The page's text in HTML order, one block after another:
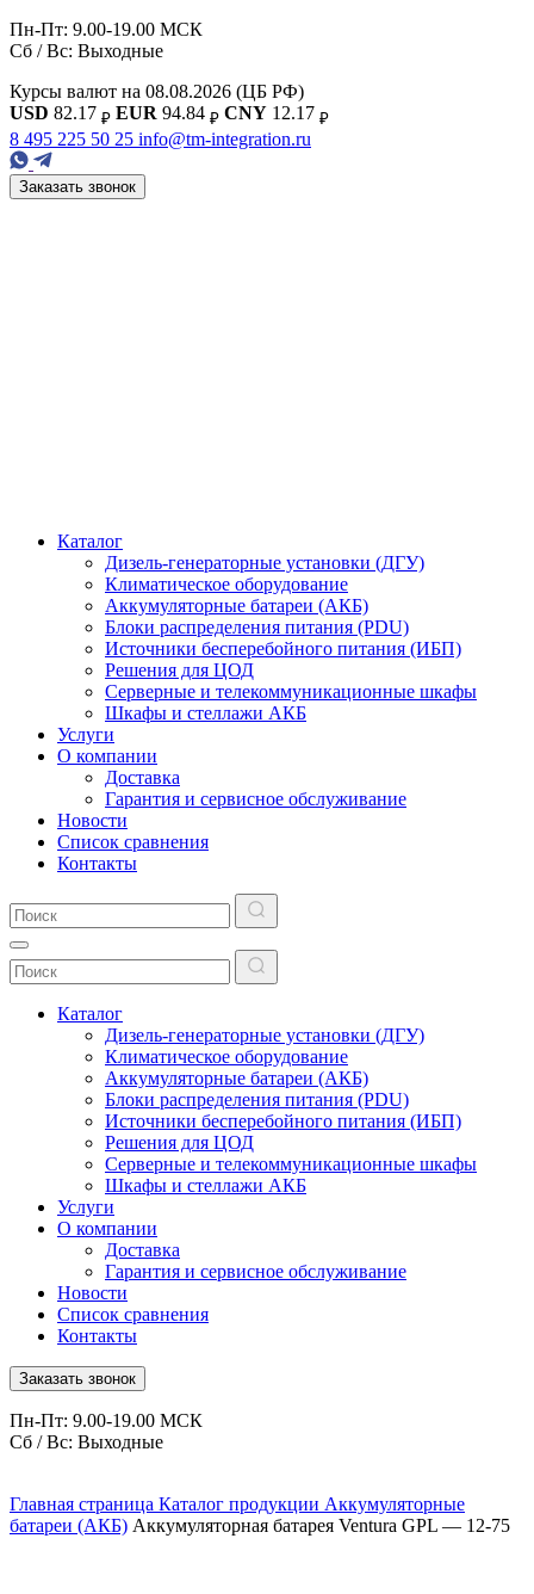
Пн-Пт: 9.00-19.00 МСК
Сб / Вс: Выходные
Курсы валют на 08.08.2026 (ЦБ РФ)
USD 82.17 ₽ EUR 94.84 ₽ CNY 12.17 ₽
8 495 225 50 25 info@tm-integration.ru
Заказать звонок
Каталог
Дизель-генераторные установки (ДГУ)
Климатическое оборудование
Аккумуляторные батареи (АКБ)
Блоки распределения питания (PDU)
Источники бесперебойного питания (ИБП)
Решения для ЦОД
Серверные и телекоммуникационные шкафы
Шкафы и стеллажи АКБ
Услуги
О компании
Доставка
Гарантия и сервисное обслуживание
Новости
Список сравнения
Контакты
Каталог
Дизель-генераторные установки (ДГУ)
Климатическое оборудование
Аккумуляторные батареи (АКБ)
Блоки распределения питания (PDU)
Источники бесперебойного питания (ИБП)
Решения для ЦОД
Серверные и телекоммуникационные шкафы
Шкафы и стеллажи АКБ
Услуги
О компании
Доставка
Гарантия и сервисное обслуживание
Новости
Список сравнения
Контакты
Заказать звонок
Пн-Пт: 9.00-19.00 МСК
Сб / Вс: Выходные
Главная страница Каталог продукции Аккумуляторные
батареи (АКБ) Аккумуляторная батарея Ventura GPL — 12-75